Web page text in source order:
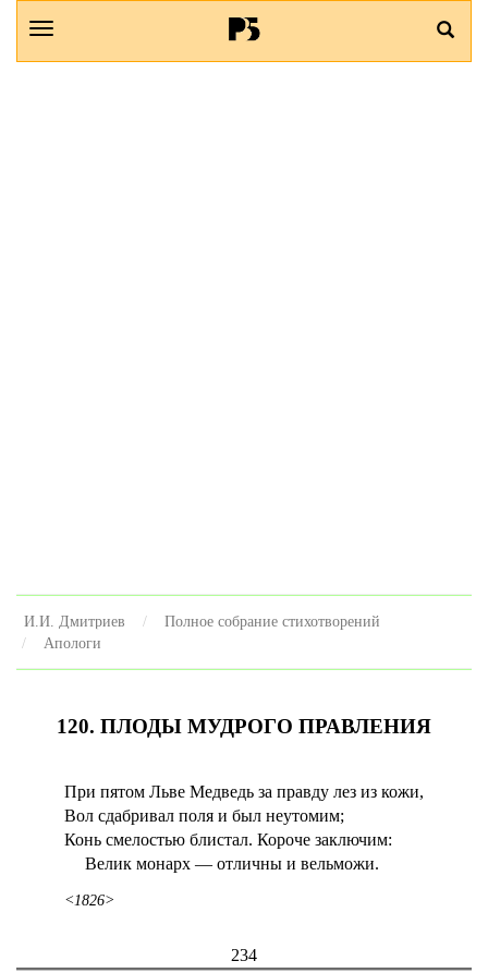
И.И. Дмитриев
Полное собрание стихотворений
Апологи
120. ПЛОДЫ МУДРОГО ПРАВЛЕНИЯ
При пятом Льве Медведь за правду лез из кожи,
Вол сдабривал поля и был неутомим;
Конь смелостью блистал. Короче заключим:
Велик монарх — отличны и вельможи.
<1826>
234